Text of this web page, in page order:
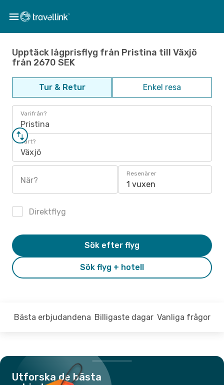
Upptäck lågprisflyg från Pristina till Växjö
från 2670 SEK
Tur & Retur Enkel resa
Varifrån?
Pristina
Vart?
Växjö
När?
Resenärer
1 vuxen
Direktflyg
Sök flyg + hotell
Sök efter flyg
Bästa erbjudandena Billigaste dagar Vanliga frågor
Utforska de bästa